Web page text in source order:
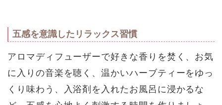
五感を意識したリラックス習慣
アロマディフューザーで好きな香りを焚く、お気
に入りの音楽を聴く、温かいハーブティーをゆっ
くり味わう、入浴剤を入れたお風呂に浸かるな